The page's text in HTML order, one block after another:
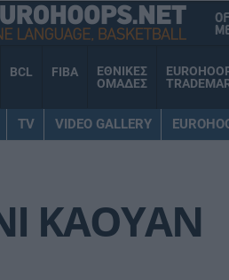
BCL FIBA
ΕΘΝΙΚΕΣ
ΟΜΑΔΕΣ
TV VIDEO GALLERY
ΚΑΟΥΑΝ